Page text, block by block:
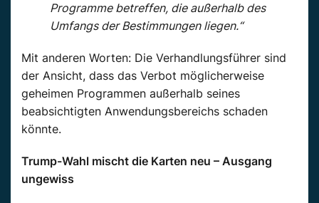
Programme betreffen, die außerhalb des
Umfangs der Bestimmungen liegen.“
Mit anderen Worten: Die Verhandlungsführer sind
der Ansicht, dass das Verbot möglicherweise
geheimen Programmen außerhalb seines
beabsichtigten Anwendungsbereichs schaden
könnte.
Trump-Wahl mischt die Karten neu – Ausgang
ungewiss